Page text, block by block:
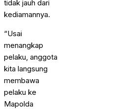
tidak jauh dari
kediamannya.
“Usai
menangkap
pelaku, anggota
kita langsung
membawa
pelaku ke
Mapolda